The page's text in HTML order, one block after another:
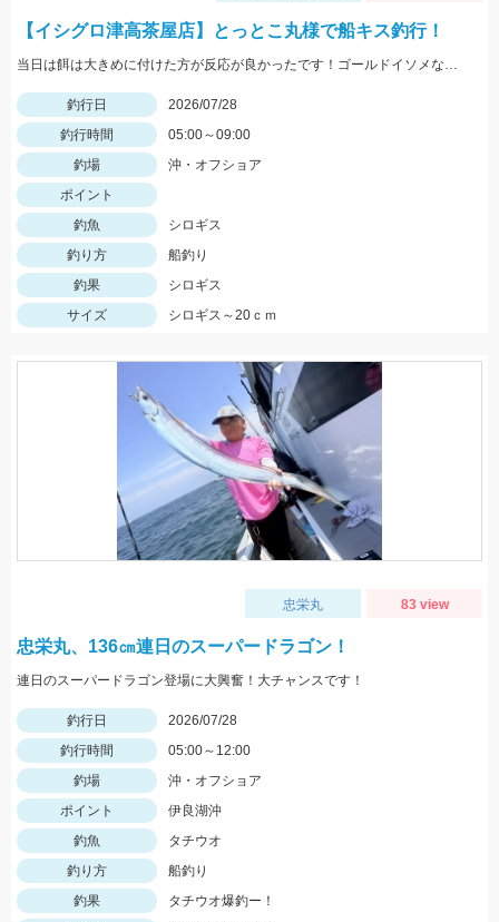
【イシグロ津高茶屋店】とっとこ丸様で船キス釣行！
当日は餌は大きめに付けた方が反応が良かったです！ゴールドイソメなら半分にカットした物、石ゴカイなら２～３匹房掛けが好反応！
釣行日
2026/07/28
釣行時間
05:00～09:00
釣場
沖・オフショア
ポイント
釣魚
シロギス
釣り方
船釣り
釣果
シロギス
サイズ
シロギス～20ｃｍ
忠栄丸 83 view
忠栄丸、136㎝連日のスーパードラゴン！
連日のスーパードラゴン登場に大興奮！大チャンスです！
釣行日
2026/07/28
釣行時間
05:00～12:00
釣場
沖・オフショア
ポイント
伊良湖沖
釣魚
タチウオ
釣り方
船釣り
釣果
タチウオ爆釣ー！